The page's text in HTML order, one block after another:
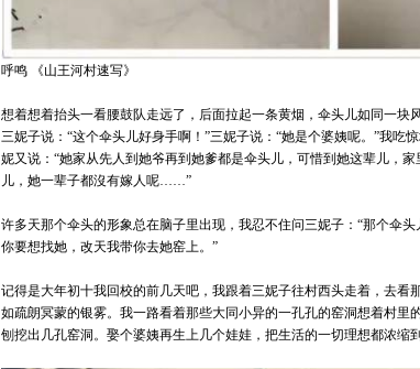
呼鸣 《山王河村速写》
想着想着抬头一看腰鼓队走远了，后面拉起一条黄烟，伞头儿如同一块
三妮子说：“这个伞头儿好身手啊！”三妮子说：“她是个婆姨呢。”我吃
妮又说：“她家从先人到她爷再到她爹都是伞头儿，可惜到她这辈儿，
儿，她一辈子都沒有嫁人呢……”
许多天那个伞头的形象总在脑子里出现，我忍不住问三妮子：“那个伞
你要想找她，改天我带你去她窑上。”
记得是大年初十我回校的前几天吧，我跟着三妮子往村西头走着，去看
如疏朗冥蒙的银雾。我一路看着那些大同小异的一孔孔的窑洞想着村里
刨挖出几孔窑洞。娶个婆姨再生上几个娃娃，把生活的一切理想都浓